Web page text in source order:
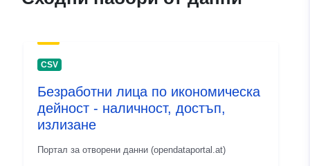
07 August 2026
Съответства на:
и:
uriRef:
Времеви
31 January 2019
CSV
Безработни лица по икономическа
дейност - наличност, достъп,
излизане
Портал за отворени данни (opendataportal.at)